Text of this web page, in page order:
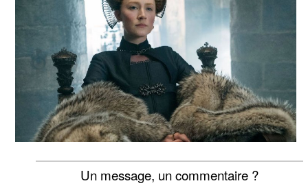
Un message, un commentaire ?